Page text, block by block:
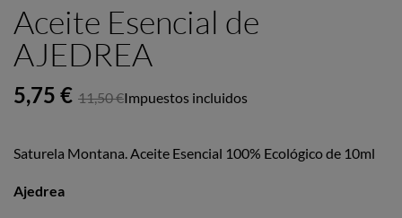
Aceite Esencial de
AJEDREA
5,75 € 11,50 €Impuestos incluidos
Saturela Montana. Aceite Esencial 100% Ecológico de 10ml
Ajedrea